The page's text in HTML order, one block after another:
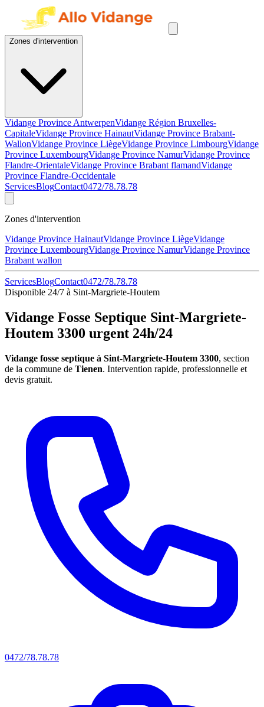
Zones d'intervention
Vidange Province AntwerpenVidange Région Bruxelles-
CapitaleVidange Province HainautVidange Province Brabant-
WallonVidange Province LiègeVidange Province LimbourgVidange
Province LuxembourgVidange Province NamurVidange Province
Flandre-OrientaleVidange Province Brabant flamandVidange
Province Flandre-Occidentale
ServicesBlogContact0472/78.78.78
Zones d'intervention
Vidange Province HainautVidange Province LiègeVidange
Province LuxembourgVidange Province NamurVidange Province
Brabant wallon
ServicesBlogContact0472/78.78.78
Disponible 24/7 à Sint-Margriete-Houtem
Vidange Fosse Septique Sint-Margriete-
Houtem 3300 urgent 24h/24
Vidange fosse septique à Sint-Margriete-Houtem 3300, section
de la commune de Tienen. Intervention rapide, professionnelle et
devis gratuit.
0472/78.78.78